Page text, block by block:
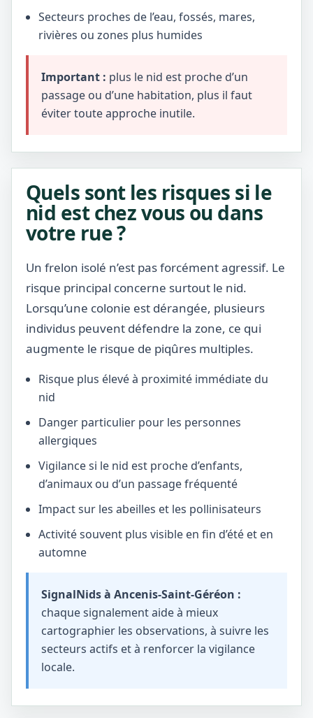
Secteurs proches de l’eau, fossés, mares,
rivières ou zones plus humides
Important : plus le nid est proche d’un
passage ou d’une habitation, plus il faut
éviter toute approche inutile.
Quels sont les risques si le
nid est chez vous ou dans
votre rue ?
Un frelon isolé n’est pas forcément agressif. Le
risque principal concerne surtout le nid.
Lorsqu’une colonie est dérangée, plusieurs
individus peuvent défendre la zone, ce qui
augmente le risque de piqûres multiples.
Risque plus élevé à proximité immédiate du
nid
Danger particulier pour les personnes
allergiques
Vigilance si le nid est proche d’enfants,
d’animaux ou d’un passage fréquenté
Impact sur les abeilles et les pollinisateurs
Activité souvent plus visible en fin d’été et en
automne
SignalNids à Ancenis-Saint-Géréon :
chaque signalement aide à mieux
cartographier les observations, à suivre les
secteurs actifs et à renforcer la vigilance
locale.